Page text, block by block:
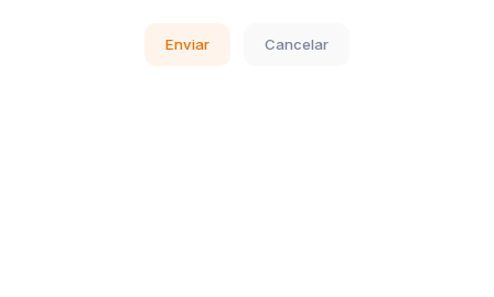
Enviar Cancelar